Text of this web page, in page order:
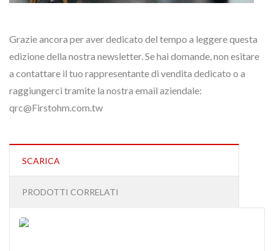
Grazie ancora per aver dedicato del tempo a leggere questa
edizione della nostra newsletter. Se hai domande, non esitare
a contattare il tuo rappresentante di vendita dedicato o a
raggiungerci tramite la nostra email aziendale:
qrc@Firstohm.com.tw
SCARICA
PRODOTTI CORRELATI